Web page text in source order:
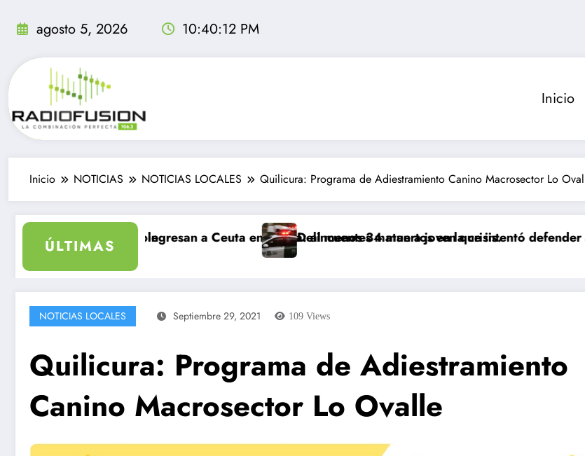
agosto 5, 2026 10:40:13 PM
Inicio
Inicio NOTICIAS NOTICIAS LOCALES Quilicura: Programa de Adiestramiento Canino Macrosector Lo
ÚLTIMAS
ingresan a Ceuta en un día: al menos 34 muertos en la crisis.
Delincuentes matan a joven que intentó defender a su familia
Delincuente
NOTICIAS LOCALES Septiembre 29, 2021 109 Views
Quilicura: Programa de Adiestramiento
Canino Macrosector Lo Ovalle